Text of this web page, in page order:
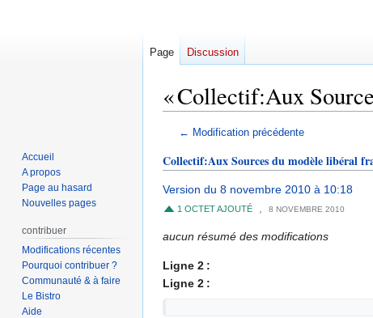
« Collectif:Aux
Aller
la
navigation
Aller
la
recherche
← Modification précédente
Collectif:Aux Sources du modèle libéral
Version du 8 novembre 2010 à 10:18
1 OCTET AJOUTÉ 8 NOVEMBRE 2010
aucun résumé des modifications
Ligne 2 :
Ligne 2 :
Page Discussion
Accueil
A propos
Page au hasard
Nouvelles pages
contribuer
Modifications récentes
Pourquoi contribuer ?
Communauté & à faire
Le Bistro
Aide